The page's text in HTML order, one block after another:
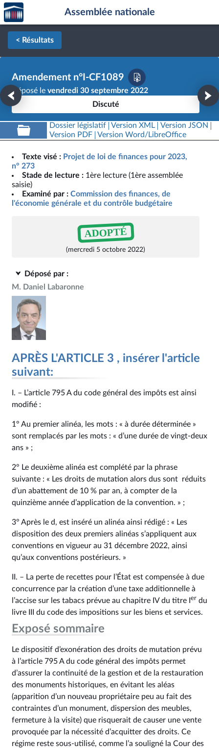
Aller au contenu
Aller en bas de la page
Accèder
à la
page
d'accueil
Assemblée nationale
< Résultats
Amendement n°I-CF1089
Déposé le vendredi 30 septembre 2022
Discuté
Dossier législatif Version XML
Version JSON
Version PDF
Version Word/LibreOffice
Texte visé : Projet de loi de finances pour 2023,
n° 273
Stade de lecture : 1ère lecture (1ère assemblée
saisie)
Examiné par : Commission des finances, de
l'économie générale et du contrôle budgétaire
ADOPTÉ
(mercredi 5 octobre 2022)
Déposé par :
M. Daniel Labaronne
APRÈS L'ARTICLE 3 , insérer l'article
suivant:
I. – L’article 795 A du code général des impôts est ainsi
modifié :
1° Au premier alinéa, les mots : « à durée déterminée »
sont remplacés par les mots : « d’une durée de vingt-deux
ans » ;
2° Le deuxième alinéa est complété par la phrase
suivante : « Les droits de mutation alors dus sont réduits
d’un abattement de 10 % par an, à compter de la
quinzième année d’application de la convention. » ;
3° Après le d, est inséré un alinéa ainsi rédigé : « Les
disposition des deux premiers alinéas s’appliquent aux
conventions en vigueur au 31 décembre 2022, ainsi
qu’aux conventions postérieurs. »
II. – La perte de recettes pour l’État est compensée à due
concurrence par la création d’une taxe additionnelle à
l’accise sur les tabacs prévue au chapitre IV du titre I er du
livre III du code des impositions sur les biens et services.
Exposé sommaire
Le dispositif d’exonération des droits de mutation prévu
à l’article 795 A du code général des impôts permet
d’assurer la continuité de la gestion et de la restauration
des monuments historiques, en évitant les aléas
(apparition d’un nouveau propriétaire peu au fait des
contraintes d’un monument, dispersion des meubles,
fermeture à la visite) que risquerait de causer une vente
provoquée par la nécessité d’acquitter des droits. Ce
régime reste sous-utilisé, comme l’a souligné la Cour des